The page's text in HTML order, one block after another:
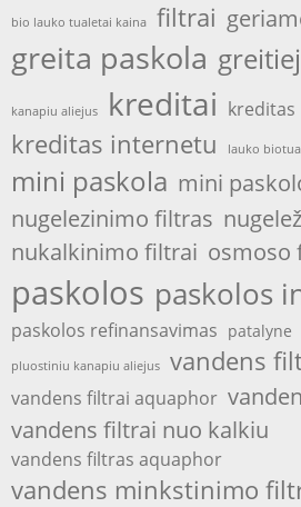
bio lauko tualetai kaina filtrai
greita paskola
kanapiu aliejus kreditai kreditas
kreditas internetu lauko
mini paskola mini
nugelezinimo filtras
nukalkinimo filtrai osmoso
paskolos paskolos
paskolos refinansavimas patalyne
pluostiniu kanapiu aliejus vandens
vandens filtrai aquaphor
vandens filtrai nuo kalkiu
vandens filtras aquaphor
vandens minkstinimo